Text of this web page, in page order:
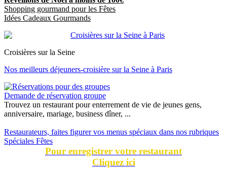
Shopping gourmand pour les Fêtes
Idées Cadeaux Gourmands
Croisières sur la Seine
Nos meilleurs déjeuners-croisière sur la Seine à Paris
Demande de réservation groupe
Trouvez un restaurant pour enterrement de vie de jeunes gens,
anniversaire, mariage, business dîner, ...
Restaurateurs, faites figurer vos menus spéciaux dans nos rubriques
Spéciales Fêtes
Pour enregistrer votre restaurant
Cliquez ici